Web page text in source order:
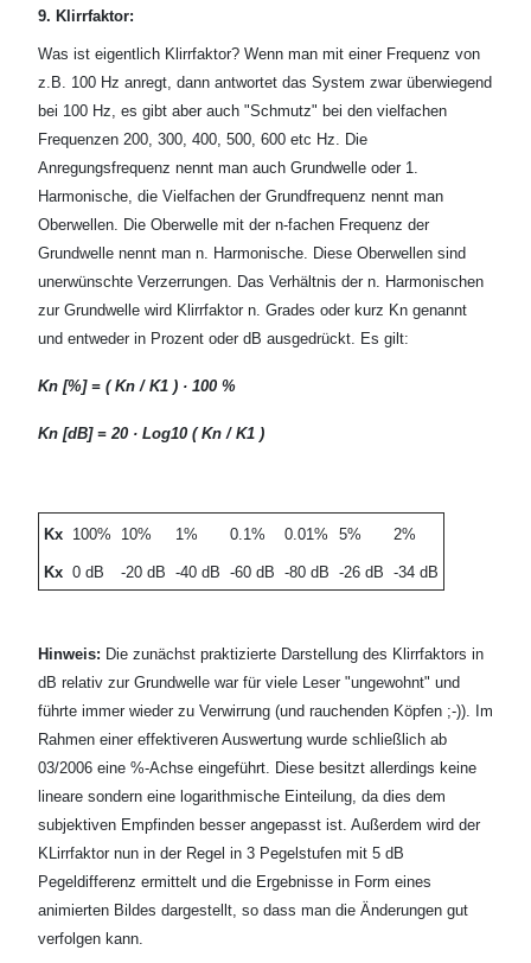
9. Klirrfaktor:
Was ist eigentlich Klirrfaktor? Wenn man mit einer Frequenz von
z.B. 100 Hz anregt, dann antwortet das System zwar überwiegend
bei 100 Hz, es gibt aber auch "Schmutz" bei den vielfachen
Frequenzen 200, 300, 400, 500, 600 etc Hz. Die
Anregungsfrequenz nennt man auch Grundwelle oder 1.
Harmonische, die Vielfachen der Grundfrequenz nennt man
Oberwellen. Die Oberwelle mit der n-fachen Frequenz der
Grundwelle nennt man n. Harmonische. Diese Oberwellen sind
unerwünschte Verzerrungen. Das Verhältnis der n. Harmonischen
zur Grundwelle wird Klirrfaktor n. Grades oder kurz Kn genannt
und entweder in Prozent oder dB ausgedrückt. Es gilt:
Kn [%] = ( Kn / K1 ) · 100 %
Kn [dB] = 20 · Log10 ( Kn / K1 )
Kx 100% 10% 1% 0.1% 0.01% 5% 2%
Kx 0 dB -20 dB -40 dB -60 dB -80 dB -26 dB -34 dB
Hinweis: Die zunächst praktizierte Darstellung des Klirrfaktors in
dB relativ zur Grundwelle war für viele Leser "ungewohnt" und
führte immer wieder zu Verwirrung (und rauchenden Köpfen ;-)). Im
Rahmen einer effektiveren Auswertung wurde schließlich ab
03/2006 eine %-Achse eingeführt. Diese besitzt allerdings keine
lineare sondern eine logarithmische Einteilung, da dies dem
subjektiven Empfinden besser angepasst ist. Außerdem wird der
KLirrfaktor nun in der Regel in 3 Pegelstufen mit 5 dB
Pegeldifferenz ermittelt und die Ergebnisse in Form eines
animierten Bildes dargestellt, so dass man die Änderungen gut
verfolgen kann.